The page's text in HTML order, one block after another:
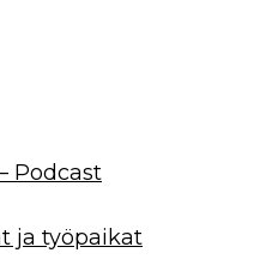
Podcast
ja työpaikat